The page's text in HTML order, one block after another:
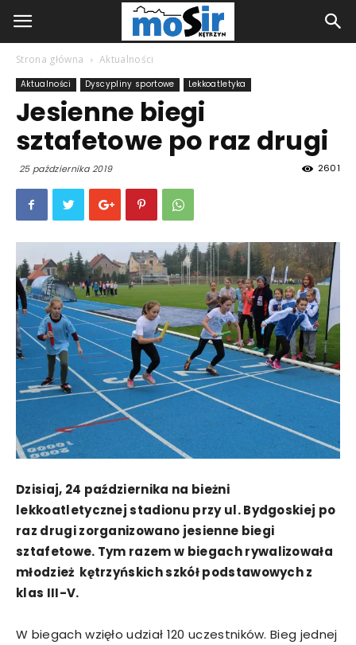
Strona główna Aktualności
Aktualności Dyscypliny sportowe Lekkoatletyka
Jesienne biegi
sztafetowe po raz drugi
25 października 2019 2601
Dzisiaj, 24 października na bieżni
lekkoatletycznej stadionu przy ul. Bydgoskiej po
raz drugi zorganizowano jesienne biegi
sztafetowe. Tym razem w biegach rywalizowała
młodzież kętrzyńskich szkół podstawowych z
klas III-V.
W biegach wzięło udział 120 uczestników. Bieg jednej